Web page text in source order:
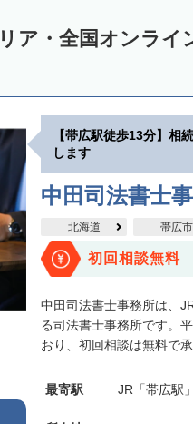
天塩郡幌延町 宗谷郡猿払村
斜里郡清里町 斜里郡小清
町 紋別郡湧別町
町 白老郡白老町 沙流郡日
町
町 河西郡中札内村 河西郡
白糠郡白糠町 野付郡別
ア・全国オンライ
【帯広駅徒歩13分】相
します
中田司法書士
北海道 帯広市
初回相談無料
中田司法書士事務所は、
る司法書士事務所です。
おり、初回相談は無料で
最寄駅 JR「帯広駅